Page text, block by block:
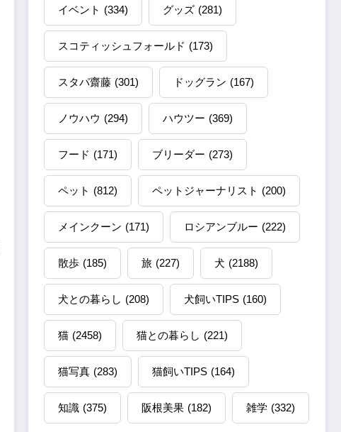
イベント (334) グッズ (281)
スコティッシュフォールド (173)
スタパ齋藤 (301) ドッグラン (167)
ノウハウ (294) ハウツー (369)
フード (171) ブリーダー (273)
ペット (812) ペットジャーナリスト (200)
メインクーン (171) ロシアンブルー (222)
散歩 (185) 旅 (227) 犬 (2188)
犬との暮らし (208) 犬飼いTIPS (160)
猫 (2458) 猫との暮らし (221)
猫写真 (283) 猫飼いTIPS (164)
知識 (375) 阪根美果 (182) 雑学 (332)